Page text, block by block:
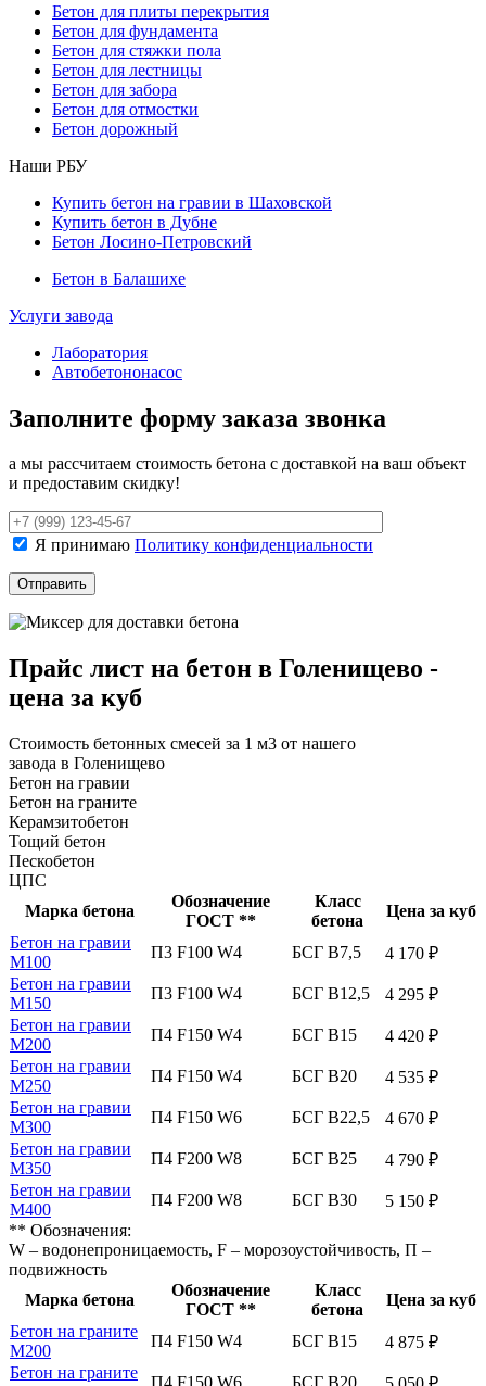
Бетон для плиты перекрытия
Бетон для фундамента
Бетон для стяжки пола
Бетон для лестницы
Бетон для забора
Бетон для отмостки
Бетон дорожный
Наши РБУ
Купить бетон на гравии в Шаховской
Купить бетон в Дубне
Бетон Лосино-Петровский
Бетон в Балашихе
Услуги завода
Лаборатория
Автобетононасос
Заполните форму заказа звонка
а мы рассчитаем стоимость бетона с доставкой на ваш объект
и предоставим скидку!
Я принимаю Политику конфиденциальности
Прайс лист на бетон в Голенищево -
цена за куб
Стоимость бетонных смесей за 1 м3 от нашего
завода в Голенищево
Бетон на гравии
Бетон на граните
Керамзитобетон
Тощий бетон
Пескобетон
ЦПС
Марка бетона
Обозначение
ГОСТ **
Класс
бетона
Цена за куб
Бетон на гравии
М100
П3 F100 W4 БСГ В7,5
4 170 ₽
Бетон на гравии
М150
П3 F100 W4 БСГ В12,5
4 295 ₽
Бетон на гравии
М200
П4 F150 W4 БСГ В15
4 420 ₽
Бетон на гравии
М250
П4 F150 W4 БСГ В20
4 535 ₽
Бетон на гравии
М300
П4 F150 W6 БСГ В22,5
4 670 ₽
Бетон на гравии
М350
П4 F200 W8 БСГ В25
4 790 ₽
Бетон на гравии
М400
П4 F200 W8 БСГ В30
5 150 ₽
** Обозначения:
W – водонепроницаемость, F – морозоустойчивость, П –
подвижность
Марка бетона
Обозначение
ГОСТ **
Класс
бетона
Цена за куб
Бетон на граните
М200
П4 F150 W4 БСГ В15
4 875 ₽
Бетон на граните